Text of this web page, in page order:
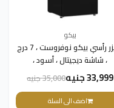
بيكو
فريزر رأسي بيكو نوفروست ، 7 درج
، شاشة ديجيتال ، أسود ،
B3RFNE294XB33,999 جنيه 35,000 جنيه
اضف الى السلة